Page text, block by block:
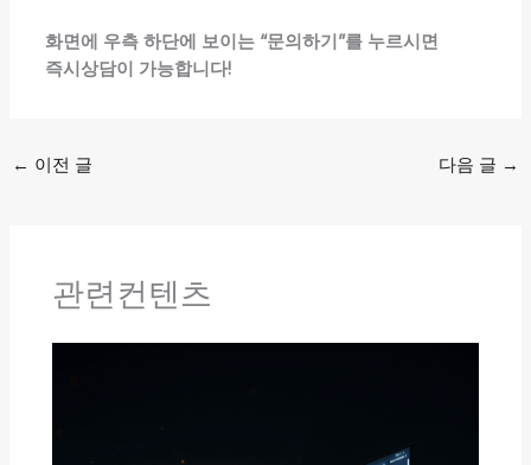
화면에 우측 하단에 보이는 “문의하기”를 누르시면
즉시상담이 가능합니다!
← 이전 글 다음 글 →
관련컨텐츠